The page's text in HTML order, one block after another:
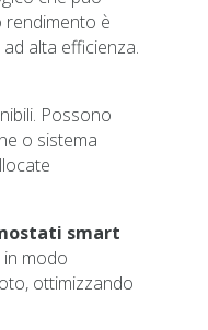
rendimento è
alta efficienza.
Possono
o sistema
smart
modo
ottimizzando